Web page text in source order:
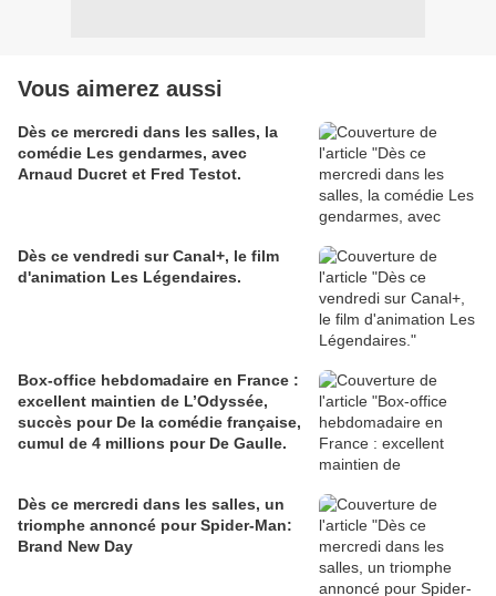
Vous aimerez aussi
Dès ce mercredi dans les salles, la
comédie Les gendarmes, avec
Arnaud Ducret et Fred Testot.
Dès ce vendredi sur Canal+, le film
d'animation Les Légendaires.
Box-office hebdomadaire en France :
excellent maintien de L’Odyssée,
succès pour De la comédie française,
cumul de 4 millions pour De Gaulle.
Dès ce mercredi dans les salles, un
triomphe annoncé pour Spider-Man:
Brand New Day